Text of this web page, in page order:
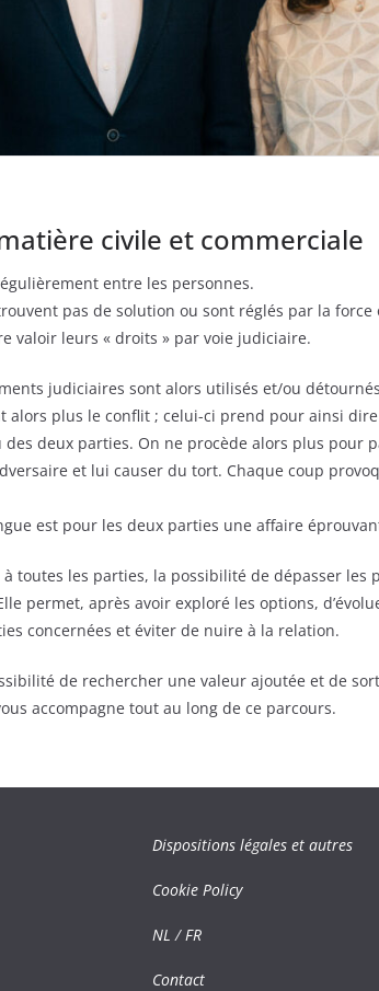
civile et commerciale
entre les personnes.
pas de solution ou sont réglés par la
valoir leurs « droits » par voie judiciaire.
judiciaires sont alors utilisés et/ou
alors plus le conflit ; celui-ci prend pour ainsi
des deux parties. On ne procède alors plus
et lui causer du tort. Chaque coup
est pour les deux parties une affaire
toutes les parties, la possibilité de dépasser les
permet, après avoir exploré les options,
concernées et éviter de nuire à la relation.
de rechercher une valeur ajoutée et de
accompagne tout au long de ce parcours.
Dispositions légales et autres
Cookie Policy
NL /FR
Contact